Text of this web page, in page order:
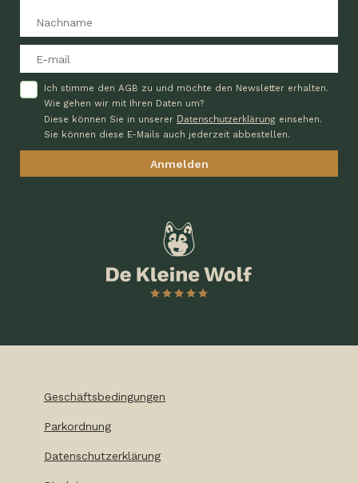
Ich stimme den AGB zu und möchte den Newsletter erhalten.
Wie gehen wir mit Ihren Daten um?
Diese können Sie in unserer Datenschutzerklärung einsehen.
Sie können diese E-Mails auch jederzeit abbestellen.
Geschäftsbedingungen
Parkordnung
Datenschutzerklärung